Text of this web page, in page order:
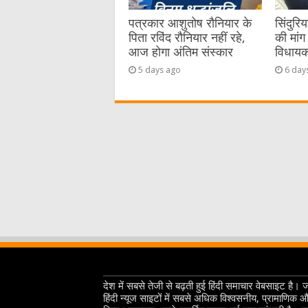
पत्रकार आशुतोष रौनियार के
पिता रविंद रौनियार नहीं रहे,
आज होगा अंतिम संस्कार
5 days ago
की
6
देश में सबसे तेजी से बढ़ती हुई हिंदी समाचार वेबसाइट है।
हिंदी न्यूज साइटों में सबसे अधिक विश्वसनीय, प्रामाणिक